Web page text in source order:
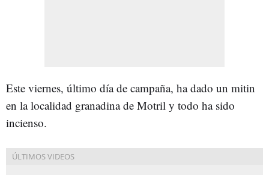
Este viernes, último día de campaña, ha dado un mitin
en la localidad granadina de Motril y todo ha sido
incienso.